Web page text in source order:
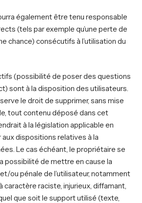
également être tenu responsable
(tels par exemple qu’une perte de
chance) consécutifs à l’utilisation du
(possibilité de poser des questions
sont à la disposition des utilisateurs.
le droit de supprimer, sans mise
tout contenu déposé dans cet
à la législation applicable en
aux dispositions relatives à la
Le cas échéant, le propriétaire se
possibilité de mettre en cause la
ou pénale de l’utilisateur, notamment
caractère raciste, injurieux, diffamant,
que soit le support utilisé (texte,